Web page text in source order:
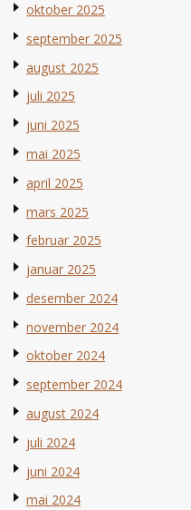
oktober 2025
september 2025
august 2025
juli 2025
juni 2025
mai 2025
april 2025
mars 2025
februar 2025
januar 2025
desember 2024
november 2024
oktober 2024
september 2024
august 2024
juli 2024
juni 2024
mai 2024